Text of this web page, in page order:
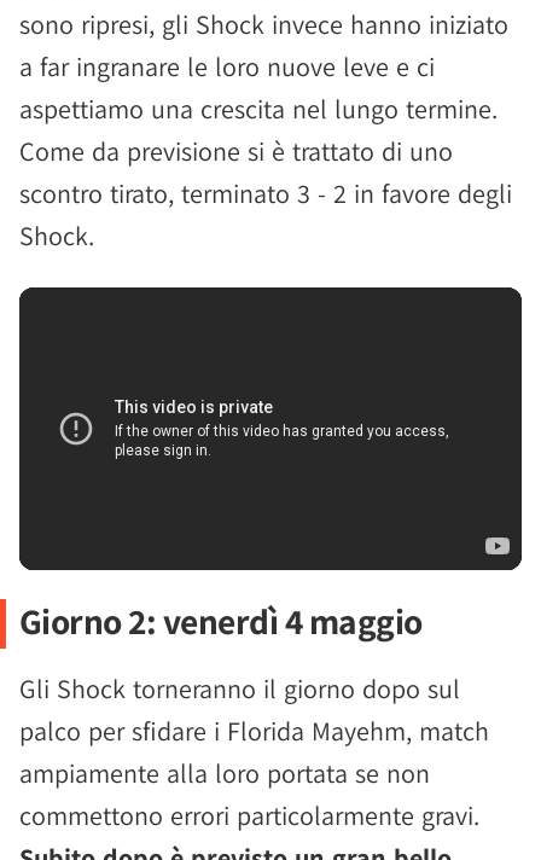
sono ripresi, gli Shock invece hanno iniziato
a far ingranare le loro nuove leve e ci
aspettiamo una crescita nel lungo termine.
Come da previsione si è trattato di uno
scontro tirato, terminato 3 - 2 in favore degli
Shock.
Giorno 2: venerdì 4 maggio
Gli Shock torneranno il giorno dopo sul
palco per sfidare i Florida Mayehm, match
ampiamente alla loro portata se non
commettono errori particolarmente gravi.